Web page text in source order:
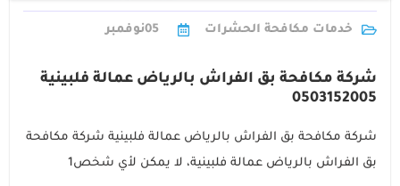
خدمات مكافحة الحشرات 05نوفمبر
شركة مكافحة بق الفراش بالرياض عمالة فلبينية
0503152005
شركة مكافحة بق الفراش بالرياض عمالة فلبينية شركة مكافحة
بق الفراش بالرياض عمالة فلبينية، لا يمكن لأي شخص1